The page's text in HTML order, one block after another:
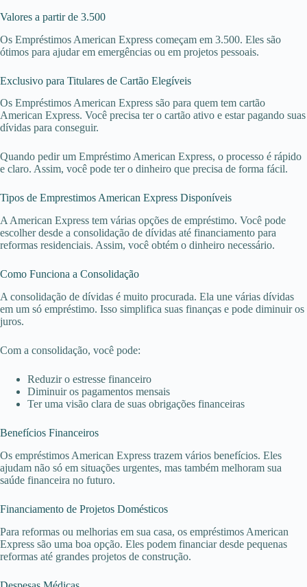
Valores a partir de 3.500
Os Empréstimos American Express começam em 3.500. Eles são
ótimos para ajudar em emergências ou em projetos pessoais.
Exclusivo para Titulares de Cartão Elegíveis
Os Empréstimos American Express são para quem tem cartão
American Express. Você precisa ter o cartão ativo e estar pagando suas
dívidas para conseguir.
Quando pedir um Empréstimo American Express, o processo é rápido
e claro. Assim, você pode ter o dinheiro que precisa de forma fácil.
Tipos de Emprestimos American Express Disponíveis
A American Express tem várias opções de empréstimo. Você pode
escolher desde a consolidação de dívidas até financiamento para
reformas residenciais. Assim, você obtém o dinheiro necessário.
Como Funciona a Consolidação
A consolidação de dívidas é muito procurada. Ela une várias dívidas
em um só empréstimo. Isso simplifica suas finanças e pode diminuir os
juros.
Com a consolidação, você pode:
Reduzir o estresse financeiro
Diminuir os pagamentos mensais
Ter uma visão clara de suas obrigações financeiras
Benefícios Financeiros
Os empréstimos American Express trazem vários benefícios. Eles
ajudam não só em situações urgentes, mas também melhoram sua
saúde financeira no futuro.
Financiamento de Projetos Domésticos
Para reformas ou melhorias em sua casa, os empréstimos American
Express são uma boa opção. Eles podem financiar desde pequenas
reformas até grandes projetos de construção.